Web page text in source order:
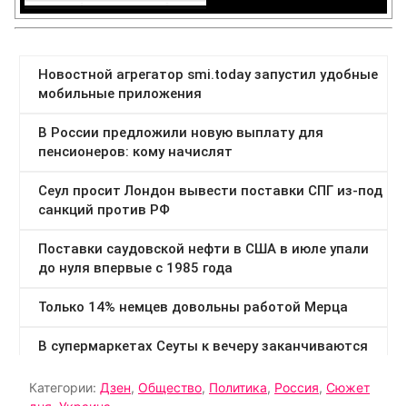
Категории: Дзен, Общество, Политика, Россия, Сюжет